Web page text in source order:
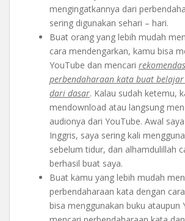
mengingatkannya dari
sering digunakan sehari – hari.
Buat orang yang lebih mudah
cara mendengarkan, kamu bisa
YouTube dan mencari
perbendaharaan kata buat
dari dasar. Kalau sudah ketemu,
mendownload atau langsung
audionya dari YouTube. Awal
Inggris, saya sering kali
sebelum tidur, dan alhamdulillah
berhasil buat saya.
Buat kamu yang lebih mudah
perbendaharaan kata dengan
bisa menggunakan buku ataupun